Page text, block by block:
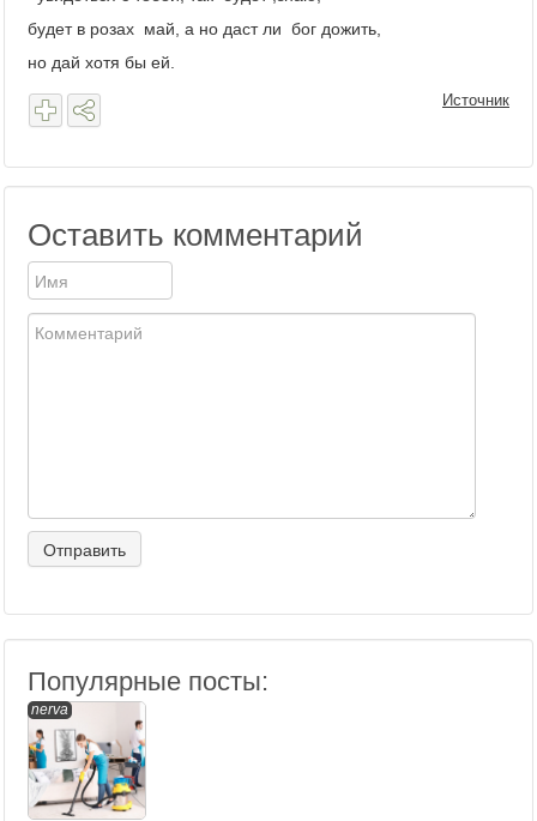
будет в розах май, а но даст ли бог дожить,
но дай хотя бы ей.
Источник
Оставить комментарий
Популярные посты:
nerva